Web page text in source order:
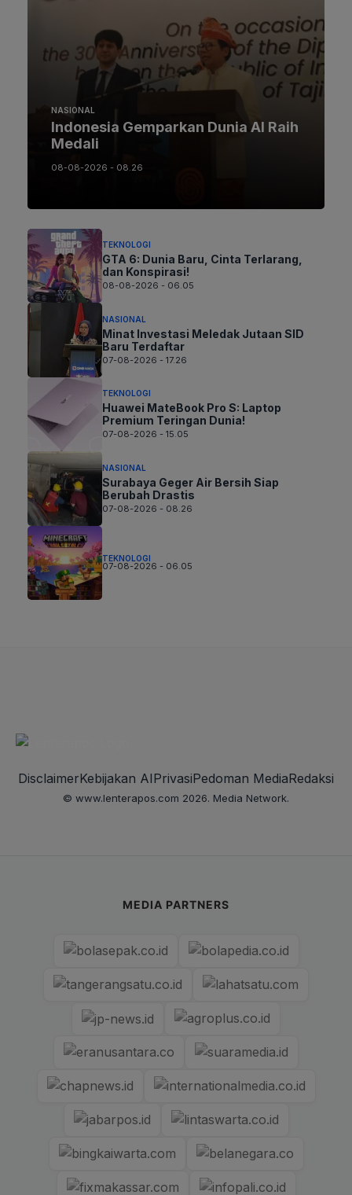
NASIONAL
Indonesia Gemparkan Dunia AI Raih
Medali
08-08-2026 - 08.26
TEKNOLOGI
GTA 6: Dunia Baru, Cinta Terlarang,
dan Konspirasi!
08-08-2026 - 06.05
NASIONAL
Minat Investasi Meledak Jutaan SID
Baru Terdaftar
07-08-2026 - 17.26
TEKNOLOGI
Huawei MateBook Pro S: Laptop
Premium Teringan Dunia!
07-08-2026 - 15.05
NASIONAL
Surabaya Geger Air Bersih Siap
Berubah Drastis
07-08-2026 - 08.26
TEKNOLOGI
07-08-2026 - 06.05
DisclaimerKebijakan AIPrivasiPedoman MediaRedaksi
© www.lenterapos.com 2026. Media Network.
MEDIA PARTNERS